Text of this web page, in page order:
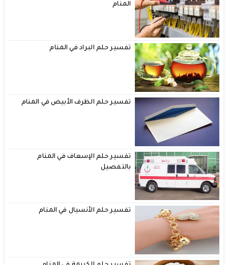
المنام
تفسير حلم البراد في المنام
تفسير حلم الظرف الأبيض في المنام
تفسير حلم الإسعاف في المنام
بالتفصيل
تفسير حلم الأنسيال في المنام